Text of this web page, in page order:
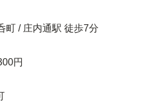
町 / 庄内通駅 徒歩7分
円